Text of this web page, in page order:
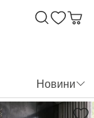
Новини